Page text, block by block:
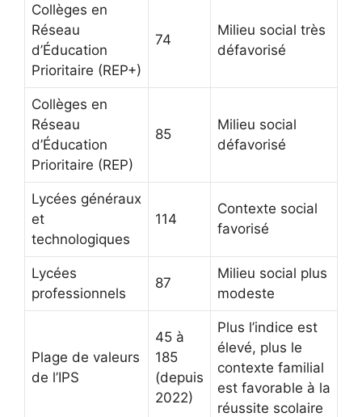
Collèges en
Réseau
d’Éducation
Prioritaire (REP+)
74
Milieu social très
défavorisé
Collèges en
Réseau
d’Éducation
Prioritaire (REP)
85
Milieu social
défavorisé
Lycées généraux
et
technologiques
114
Contexte social
favorisé
Lycées
professionnels
87
Milieu social plus
modeste
Plage de valeurs
de l’IPS
45 à
185
(depuis
2022)
Plus l’indice est
élevé, plus le
contexte familial
est favorable à la
réussite scolaire